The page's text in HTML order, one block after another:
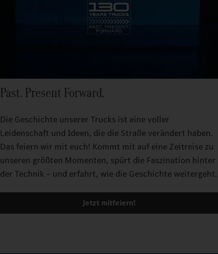
Past. Present Forward.
Die Geschichte unserer Trucks ist eine voller
Leidenschaft und Ideen, die die Straße verändert haben.
Das feiern wir mit euch! Kommt mit auf eine Zeitreise zu
unseren größten Momenten, spürt die Faszination hinter
der Technik – und erfahrt, wie die Geschichte weitergeht.
Jetzt mitfeiern!